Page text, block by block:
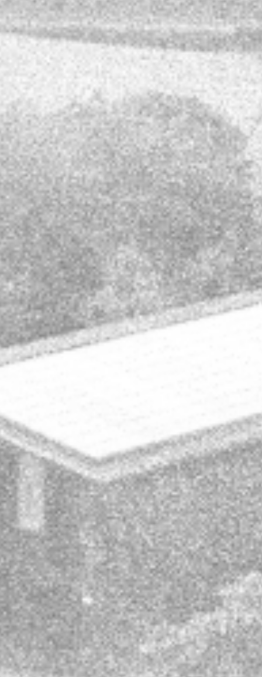
Haftung für Inhalte
Als Diensteanbieter sind wir gemäß § 7
Abs.1 TMG für eigene Inhalte auf diesen
Seiten nach den allgemeinen Gesetzen
verantwortlich. Nach §§ 8 bis 10 TMG sind
wir als Diensteanbieter jedoch nicht
verpflichtet, übermittelte oder
gespeicherte fremde Informationen zu
überwachen oder nach Umständen zu
forschen, die auf eine rechtswidrige
Tätigkeit hinweisen. Verpflichtungen zur
Entfernung oder Sperrung der Nutzung
von Informationen nach den allgemeinen
Gesetzen bleiben hiervon unberührt. Eine
diesbezügliche Haftung ist jedoch erst ab
dem Zeitpunkt der Kenntnis einer
konkreten Rechtsverletzung möglich. Bei
Inhalte umgehend entfernen.
Haftung für Links
Unser Angebot enthält Links zu externen
Webseiten Dritter, auf deren Inhalte wir
keinen Einfluss haben. Deshalb können wir
für diese fremden Inhalte auch keine
Gewähr übernehmen. Für die Inhalte der
verlinkten Seiten ist stets der jeweilige
Anbieter oder Betreiber der Seiten
verantwortlich. Die verlinkten Seiten
wurden zum Zeitpunkt der Verlinkung auf